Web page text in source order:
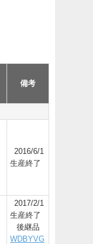
備考
2016/6/1
生産終了
2017/2/1
生産終了
後継品
WDBYVG